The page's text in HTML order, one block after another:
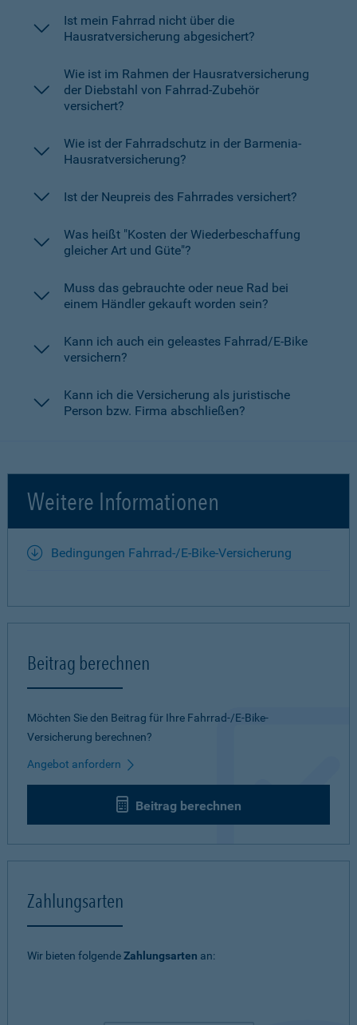
Ist mein Fahrrad nicht über die
Hausratversicherung abgesichert?
Wie ist im Rahmen der Hausratversicherung
der Diebstahl von Fahrrad-Zubehör
versichert?
Wie ist der Fahrradschutz in der Barmenia-
Hausratversicherung?
Ist der Neupreis des Fahrrades versichert?
Was heißt "Kosten der Wiederbeschaffung
gleicher Art und Güte"?
Muss das gebrauchte oder neue Rad bei
einem Händler gekauft worden sein?
Kann ich auch ein geleastes Fahrrad/E-Bike
versichern?
Kann ich die Versicherung als juristische
Person bzw. Firma abschließen?
Weitere Informationen
Bedingungen Fahrrad-/E-Bike-Versicherung
Beitrag berechnen
Möchten Sie den Beitrag für Ihre Fahrrad-/E-Bike-
Versicherung berechnen?
Angebot anfordern
Beitrag berechnen
Zahlungsarten
Wir bieten folgendeZahlungsarten an: